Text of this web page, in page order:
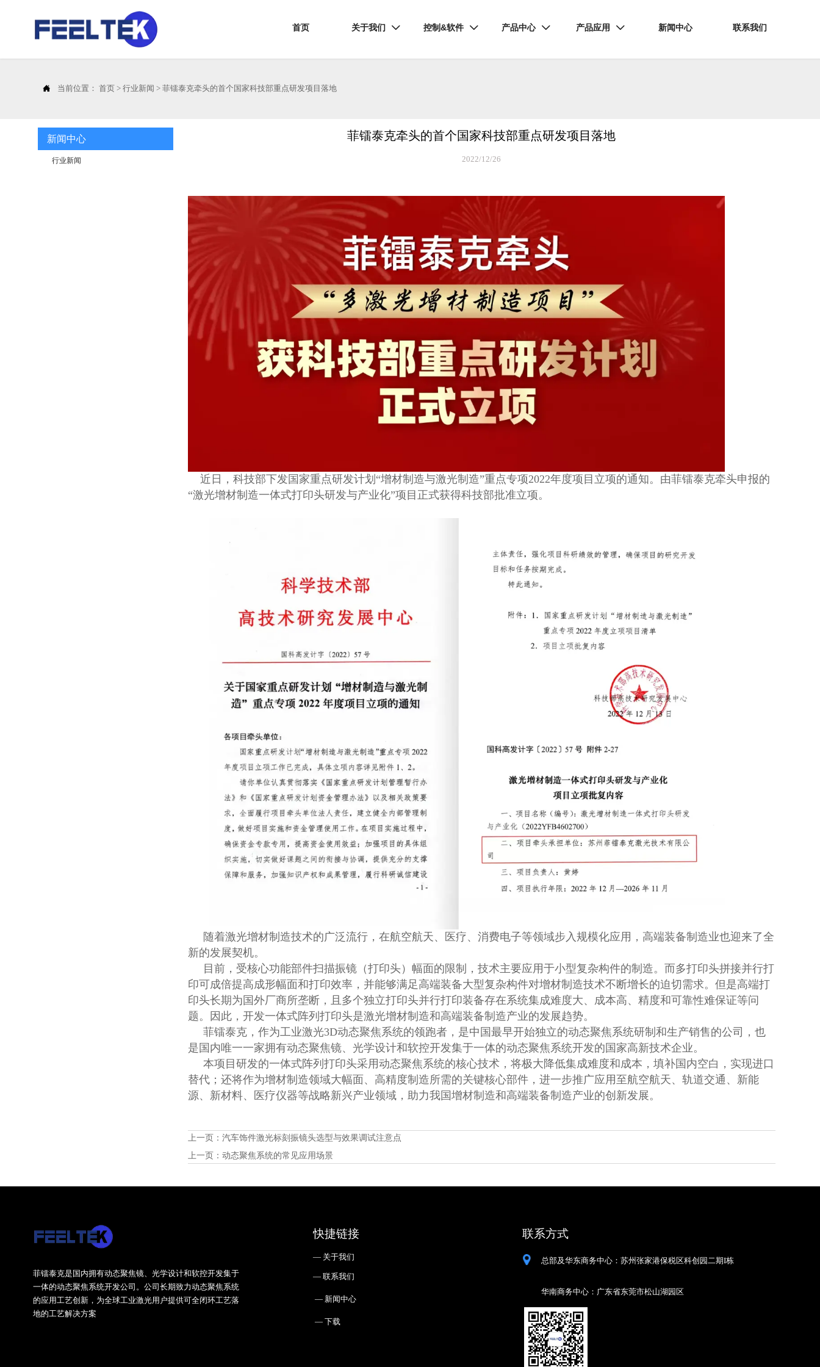
首页 关于我们  控制&软件  产品中心  产品应用  新闻中心 联系我们
 当前位置：首页 >行业新闻 >菲镭泰克牵头的首个国家科技部重点研发项目落地
新闻中心
行业新闻
菲镭泰克牵头的首个国家科技部重点研发项目落地
2022/12/26
近日，科技部下发国家重点研发计划“增材制造与激光制造”重点专项2022年度项目立项的通知。由菲镭泰克牵头申报的
“激光增材制造一体式打印头研发与产业化”项目正式获得科技部批准立项。
随着激光增材制造技术的广泛流行，在航空航天、医疗、消费电子等领域步入规模化应用，高端装备制造业也迎来了全
新的发展契机。
目前，受核心功能部件扫描振镜（打印头）幅面的限制，技术主要应用于小型复杂构件的制造。而多打印头拼接并行打
印可成倍提高成形幅面和打印效率，并能够满足高端装备大型复杂构件对增材制造技术不断增长的迫切需求。但是高端打
印头长期为国外厂商所垄断，且多个独立打印头并行打印装备存在系统集成难度大、成本高、精度和可靠性难保证等问
题。因此，开发一体式阵列打印头是激光增材制造和高端装备制造产业的发展趋势。
菲镭泰克，作为工业激光3D动态聚焦系统的领跑者，是中国最早开始独立的动态聚焦系统研制和生产销售的公司，也
是国内唯一一家拥有动态聚焦镜、光学设计和软控开发集于一体的动态聚焦系统开发的国家高新技术企业。
本项目研发的一体式阵列打印头采用动态聚焦系统的核心技术，将极大降低集成难度和成本，填补国内空白，实现进口
替代；还将作为增材制造领域大幅面、高精度制造所需的关键核心部件，进一步推广应用至航空航天、轨道交通、新能
源、新材料、医疗仪器等战略新兴产业领域，助力我国增材制造和高端装备制造产业的创新发展。
上一页：汽车饰件激光标刻振镜头选型与效果调试注意点
上一页：动态聚焦系统的常见应用场景
菲镭泰克是国内拥有动态聚焦镜、光学设计和软控开发集于
一体的动态聚焦系统开发公司。公司长期致力动态聚焦系统
的应用工艺创新，为全球工业激光用户提供可全闭环工艺落
地的工艺解决方案
快捷链接
— ㅤ关于我们
— ㅤ联系我们
— ㅤ新闻中心
— ㅤ下载
联系方式
总部及华东商务中心：苏州张家港保税区科创园二期I栋
华南商务中心：广东省东莞市松山湖园区